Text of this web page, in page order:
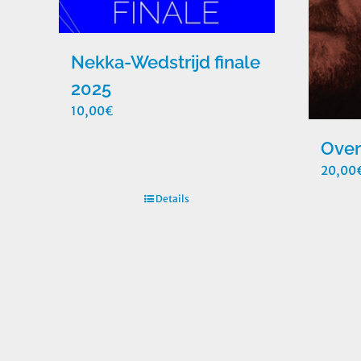
Nekka-Wedstrijd finale
2025
10,00€
Details
20,00